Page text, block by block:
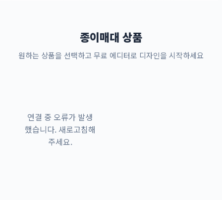
종이매대 상품
원하는 상품을 선택하고 무료 에디터로 디자인을 시작하세요
연결 중 오류가 발생
했습니다. 새로고침해
주세요.